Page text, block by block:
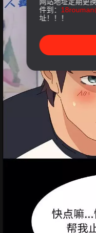
件到：
址！！！